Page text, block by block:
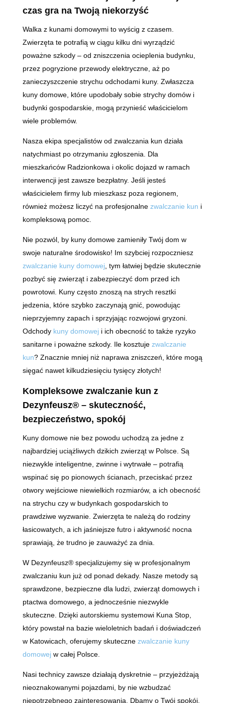
czas gra na Twoją niekorzyść
Walka z kunami domowymi to wyścig z czasem.
Zwierzęta te potrafią w ciągu kilku dni wyrządzić
poważne szkody – od zniszczenia ocieplenia budynku,
przez pogryzione przewody elektryczne, aż po
zanieczyszczenie strychu odchodami kuny. Zwłaszcza
kuny domowe, które upodobały sobie strychy domów i
budynki gospodarskie, mogą przynieść właścicielom
wiele problemów.
Nasza ekipa specjalistów od zwalczania kun działa
natychmiast po otrzymaniu zgłoszenia. Dla
mieszkańców Radzionkowa i okolic dojazd w ramach
interwencji jest zawsze bezpłatny. Jeśli jesteś
właścicielem firmy lub mieszkasz poza regionem,
również możesz liczyć na profesjonalne zwalczanie kun i
kompleksową pomoc.
Nie pozwól, by kuny domowe zamieniły Twój dom w
swoje naturalne środowisko! Im szybciej rozpoczniesz
zwalczanie kuny domowej, tym łatwiej będzie skutecznie
pozbyć się zwierząt i zabezpieczyć dom przed ich
powrotowi. Kuny często znoszą na strych resztki
jedzenia, które szybko zaczynają gnić, powodując
nieprzyjemny zapach i sprzyjając rozwojowi gryzoni.
Odchody kuny domoweji ich obecność to także ryzyko
sanitarne i poważne szkody. Ile kosztuje zwalczanie
kun? Znacznie mniej niż naprawa zniszczeń, które mogą
sięgać nawet kilkudziesięciu tysięcy złotych!
Kompleksowe zwalczanie kun z
Dezynfeusz® – skuteczność,
bezpieczeństwo, spokój
Kuny domowe nie bez powodu uchodzą za jedne z
najbardziej uciążliwych dzikich zwierząt w Polsce. Są
niezwykle inteligentne, zwinne i wytrwałe – potrafią
wspinać się po pionowych ścianach, przeciskać przez
otwory wejściowe niewielkich rozmiarów, a ich obecność
na strychu czy w budynkach gospodarskich to
prawdziwe wyzwanie. Zwierzęta te należą do rodziny
łasicowatych, a ich jaśniejsze futro i aktywność nocna
sprawiają, że trudno je zauważyć za dnia.
W Dezynfeusz® specjalizujemy się w profesjonalnym
zwalczaniu kun już od ponad dekady. Nasze metody są
sprawdzone, bezpieczne dla ludzi, zwierząt domowych i
ptactwa domowego, a jednocześnie niezwykle
skuteczne. Dzięki autorskiemu systemowi Kuna Stop,
który powstał na bazie wieloletnich badań i doświadczeń
w Katowicach, oferujemy skuteczne zwalczanie kuny
domowejw całej Polsce.
Nasi technicy zawsze działają dyskretnie – przyjeżdżają
nieoznakowanymi pojazdami, by nie wzbudzać
niepotrzebnego zainteresowania. Dbamy o Twój spokój,